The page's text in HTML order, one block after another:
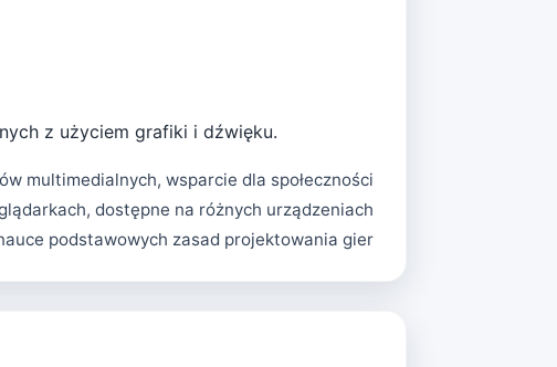
z użyciem grafiki i dźwięku.
multimedialnych, wsparcie dla społeczności
dostępne na różnych urządzeniach
podstawowych zasad projektowania gier